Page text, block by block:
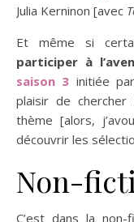
Julia Kerninon [avec
Et même si
participer à
saison 3 initiée
plaisir de
thème [alors,
découvrir les
Non-
C’est dans la